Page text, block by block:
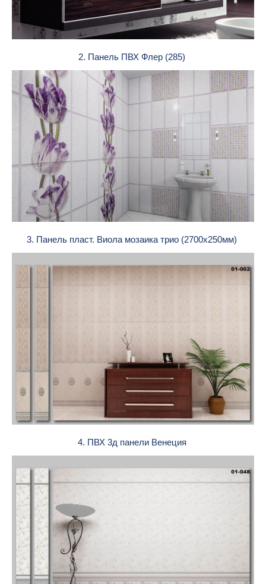
2. Панель ПВХ Флер (285)
3. Панель пласт. Виола мозаика трио (2700х250мм)
4. ПВХ 3д панели Венеция